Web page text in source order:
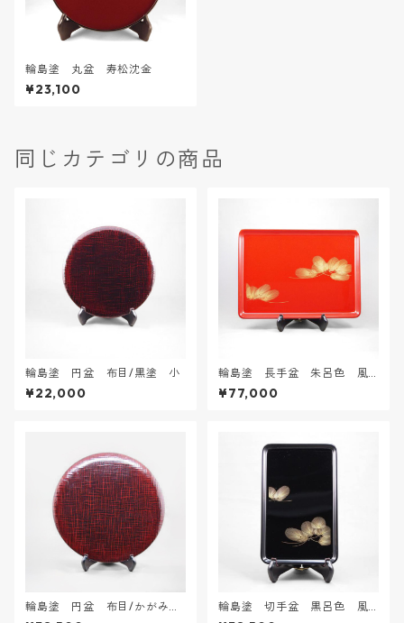
輪島塗 丸盆 寿松沈金
¥23,100
同じカテゴリの商品
輪島塗 円盆 布目/黒塗 小
¥22,000
輪島塗 長手盆 朱呂色 風
の松沈金
¥77,000
輪島塗 円盆 布目/かがみ
こ 大
輪島塗 切手盆 黒呂色 風
の松沈金